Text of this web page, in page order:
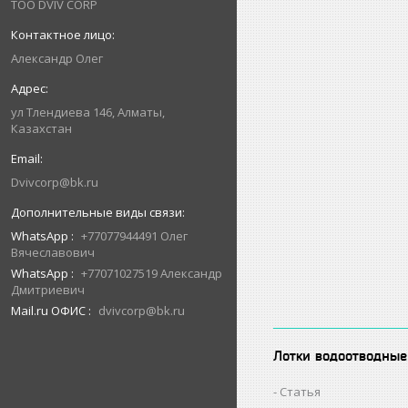
ТОО DVIV CORP
Александр Олег
ул Тлендиева 146, Алматы,
Казахстан
Dvivcorp@bk.ru
WhatsApp
+77077944491 Олег
Вячеславович
WhatsApp
+77071027519 Александр
Дмитриевич
Mail.ru ОФИС
dvivcorp@bk.ru
Лотки водоотводные
Статья